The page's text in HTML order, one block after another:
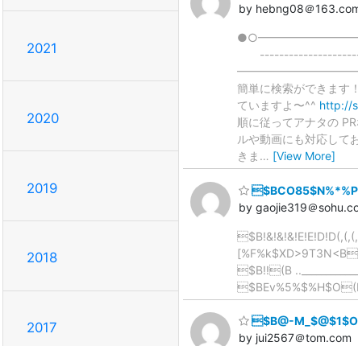
2021
2020
2019
2018
2017
by hebng08＠
簡単に検索ができます
ていますよ〜^^ http://
順に従ってアナタの
ルや動画にも対応して
きま … [View More]
by gaojie319＠
$B!!(B
$B@-
by jui2567＠tom.com